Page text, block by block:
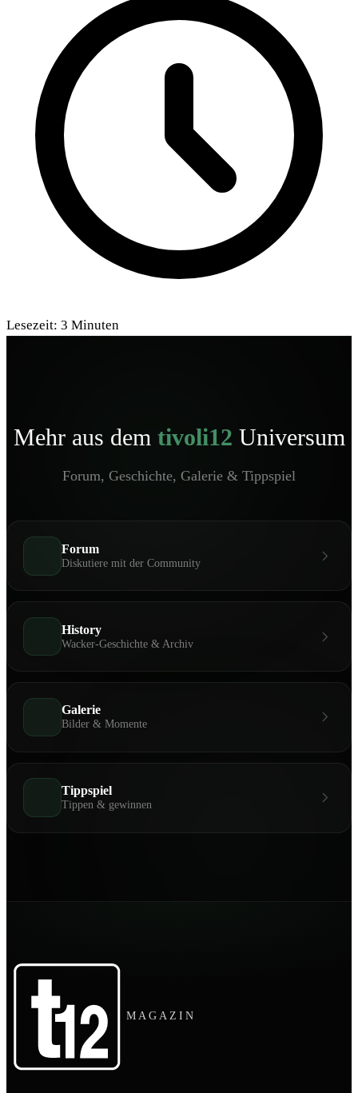
Lesezeit: 3 Minuten
Mehr aus dem tivoli12 Universum
Forum, Geschichte, Galerie & Tippspiel
Forum
Diskutiere mit der Community
History
Wacker-Geschichte & Archiv
Galerie
Bilder & Momente
Tippspiel
Tippen & gewinnen
MAGAZIN